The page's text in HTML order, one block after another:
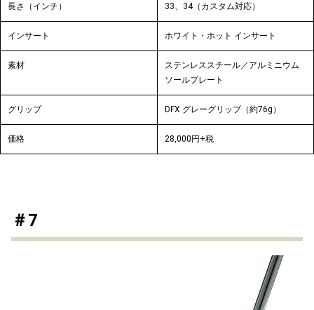
長さ（インチ） 33、34（カスタム対応）
インサート ホワイト・ホット インサート
素材
ステンレススチール／アルミニウム
ソールプレート
グリップ DFX グレーグリップ（約76g）
価格 28,000円+税
＃7